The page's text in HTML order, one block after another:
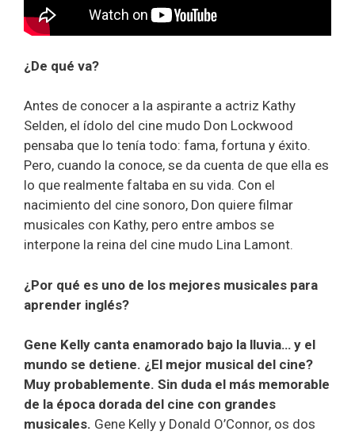
¿De qué va?
Antes de conocer a la aspirante a actriz Kathy
Selden, el ídolo del cine mudo Don Lockwood
pensaba que lo tenía todo: fama, fortuna y éxito.
Pero, cuando la conoce, se da cuenta de que ella es
lo que realmente faltaba en su vida. Con el
nacimiento del cine sonoro, Don quiere filmar
musicales con Kathy, pero entre ambos se
interpone la reina del cine mudo Lina Lamont.
¿Por qué es uno de los mejores musicales para
aprender inglés?
Gene Kelly canta enamorado bajo la lluvia… y el
mundo se detiene. ¿El mejor musical del cine?
Muy probablemente. Sin duda el más memorable
de la época dorada del cine con grandes
musicales. Gene Kelly y Donald O’Connor, os dos